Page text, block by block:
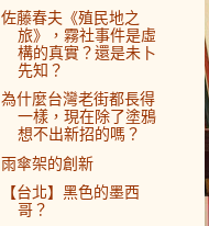
佐藤春夫《殖民地之
旅》，霧社事件是虛
構的真實？還是未卜
先知？
為什麼台灣老街都長得
一樣，現在除了塗鴉
想不出新招的嗎？
雨傘架的創新
【台北】黑色的墨西
哥？